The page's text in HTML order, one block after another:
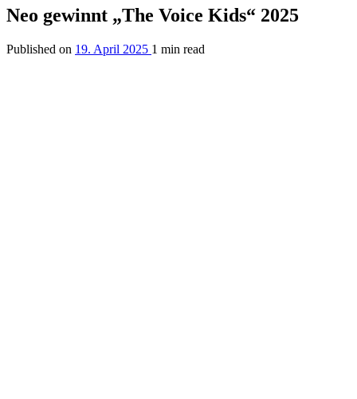
Neo gewinnt „The Voice Kids“ 2025
Published on 19. April 2025 1 min read